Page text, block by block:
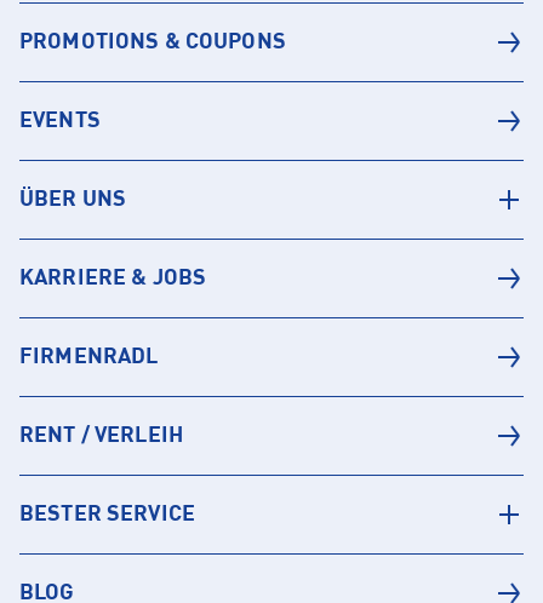
PROMOTIONS & COUPONS
EVENTS
ÜBER UNS
KARRIERE & JOBS
FIRMENRADL
RENT / VERLEIH
BESTER SERVICE
BLOG